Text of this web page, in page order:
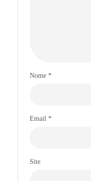
Nome *
Email *
Site